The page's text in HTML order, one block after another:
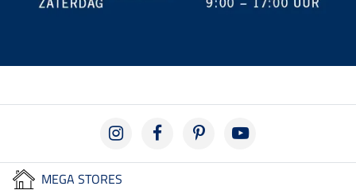
MEGA STORES